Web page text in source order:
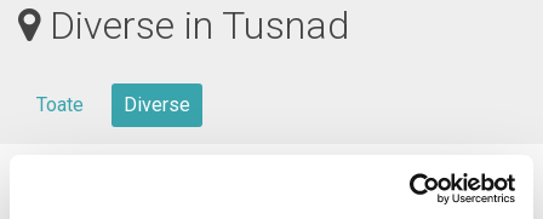
Diverse in Tusnad
Toate Diverse
0 evenimente in viitorul apropiat